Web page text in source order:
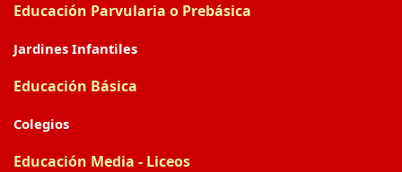
Educación Parvularia o Prebásica
Jardines Infantiles
Educación Básica
Colegios
Educación Media - Liceos